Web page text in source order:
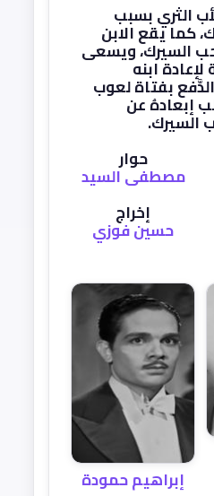
الثري بسبب
كما يقع الابن
السيرك، ويسعى
ابنه
بفتاة لعوب
إبعادهُ عن
السيرك.
حوار
مصطفى السيد
إخراج
حسين فوزي
إبراهيم حمودة